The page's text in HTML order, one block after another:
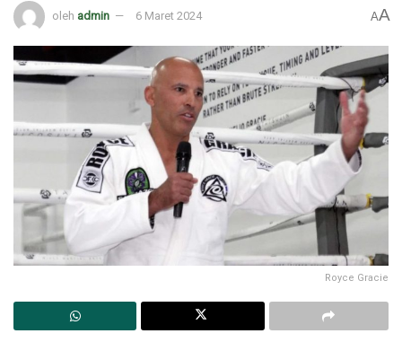
oleh admin 6 Maret 2024 AA
Royce Gracie